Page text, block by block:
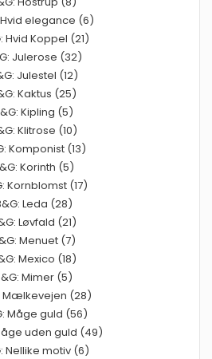
Hvid elegance (6)
Hvid Koppel (21)
Julerose (32)
Julestel (12)
Kaktus (25)
Kipling (5)
Klitrose (10)
Komponist (13)
Korinth (5)
Kornblomst (17)
Leda (28)
Løvfald (21)
Menuet (7)
Mexico (18)
Mimer (5)
Mælkevejen (28)
Måge guld (56)
uden guld (49)
Nellike motiv (6)